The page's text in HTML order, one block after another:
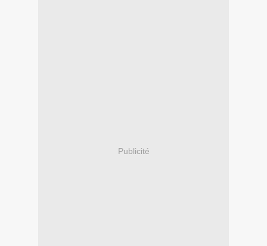
Publicité